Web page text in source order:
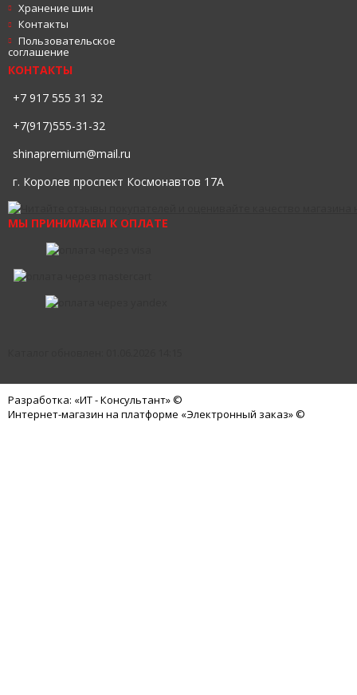
Хранение шин
Контакты
Пользовательское
соглашение
КОНТАКТЫ
+7 917 555 31 32
+7(917)555-31-32
shinapremium@mail.ru
г. Королев проспект Космонавтов 17А
МЫ ПРИНИМАЕМ К ОПЛАТЕ
Разработка: «ИТ - Консультант» ©
Интернет-магазин на платформе «Электронный заказ» ©